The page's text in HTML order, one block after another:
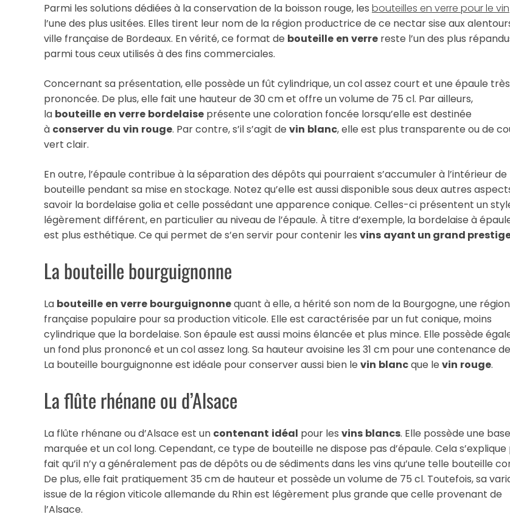
Parmi les solutions dédiées à la conservation de la boisson rouge, les bouteilles en verre pour le vin
l’une des plus usitées. Elles tirent leur nom de la région productrice de ce nectar sise aux
ville française de Bordeaux. En vérité, ce format de bouteille en verre reste l’un des plus
parmi tous ceux utilisés à des fins commerciales.
Concernant sa présentation, elle possède un fût cylindrique, un col assez court et une épaule très
prononcée. De plus, elle fait une hauteur de 30 cm et offre un volume de 75 cl. Par ailleurs,
la bouteille en verre bordelaise présente une coloration foncée lorsqu’elle est destinée
à conserver du vin rouge. Par contre, s’il s’agit de vin blanc, elle est plus transparente ou de
vert clair.
En outre, l’épaule contribue à la séparation des dépôts qui pourraient s’accumuler à l’intérieur de
bouteille pendant sa mise en stockage. Notez qu’elle est aussi disponible sous deux autres
savoir la bordelaise golia et celle possédant une apparence conique. Celles-ci présentent un
légèrement différent, en particulier au niveau de l’épaule. À titre d’exemple, la bordelaise à
est plus esthétique. Ce qui permet de s’en servir pour contenir les vins ayant un grand
La bouteille bourguignonne
La bouteille en verre bourguignonnequant à elle, a hérité son nom de la Bourgogne, une région
française populaire pour sa production viticole. Elle est caractérisée par un fut conique, moins
cylindrique que la bordelaise. Son épaule est aussi moins élancée et plus mince. Elle possède
un fond plus prononcé et un col assez long. Sa hauteur avoisine les 31 cm pour une contenance
La bouteille bourguignonne est idéale pour conserver aussi bien le vin blancque le vin rouge.
La flûte rhénane ou d’Alsace
La flûte rhénane ou d’Alsace est un contenant idéal pour les vins blancs. Elle possède une
marquée et un col long. Cependant, ce type de bouteille ne dispose pas d’épaule. Cela s’explique
fait qu’il n’y a généralement pas de dépôts ou de sédiments dans les vins qu’une telle bouteille
De plus, elle fait pratiquement 35 cm de hauteur et possède un volume de 75 cl. Toutefois, sa
issue de la région viticole allemande du Rhin est légèrement plus grande que celle provenant de
l’Alsace.